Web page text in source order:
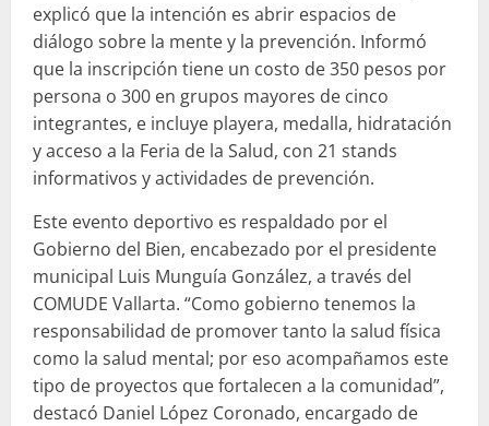
explicó que la intención es abrir espacios de
diálogo sobre la mente y la prevención. Informó
que la inscripción tiene un costo de 350 pesos por
persona o 300 en grupos mayores de cinco
integrantes, e incluye playera, medalla, hidratación
y acceso a la Feria de la Salud, con 21 stands
informativos y actividades de prevención.
Este evento deportivo es respaldado por el
Gobierno del Bien, encabezado por el presidente
municipal Luis Munguía González, a través del
COMUDE Vallarta. “Como gobierno tenemos la
responsabilidad de promover tanto la salud física
como la salud mental; por eso acompañamos este
tipo de proyectos que fortalecen a la comunidad”,
destacó Daniel López Coronado, encargado de